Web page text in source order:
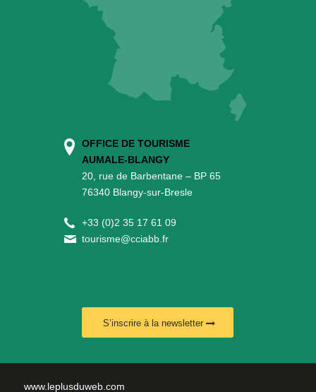
OFFICE DE TOURISME
AUMALE-BLANGY
20, rue de Barbentane – BP 65
76340 Blangy-sur-Bresle
+33 (0)2 35 17 61 09
tourisme@cciabb.fr
S’inscrire à la newsletter
www.leplusduweb.com